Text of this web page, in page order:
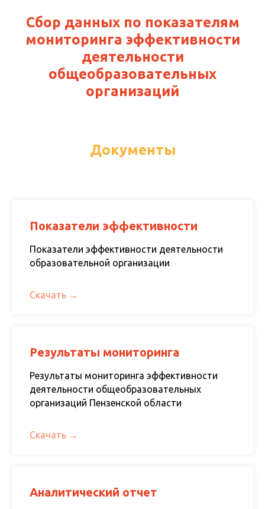
Сбор данных по показателям
мониторинга эффективности
деятельности
общеобразовательных
организаций
Документы
Показатели эффективности
Показатели эффективности деятельности
образовательной организации
Скачать
Результаты мониторинга
Результаты мониторинга эффективности
деятельности общеобразовательных
организаций Пензенской области
Скачать
Аналитический отчет